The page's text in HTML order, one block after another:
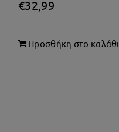
€32,99
Προσθήκη στο καλάθι